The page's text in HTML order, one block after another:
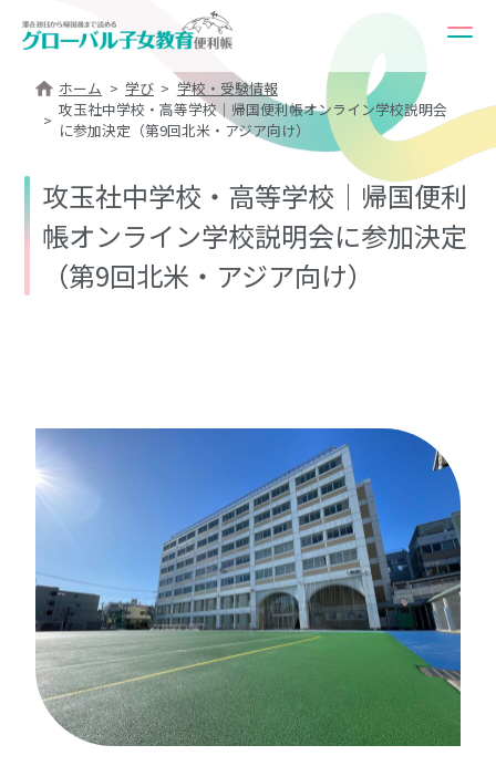
ホーム 学び
学校・受験情報
攻玉社中学校・高等学校｜帰国便利帳オンライン学校説明会
に参加決定（第9回北米・アジア向け）
攻玉社中学校・高等学校｜帰国便利
帳オンライン学校説明会に参加決定
（第9回北米・アジア向け）